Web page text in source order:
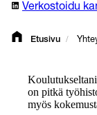
Verkostoidu
Etusivu /
on pitkä
myös